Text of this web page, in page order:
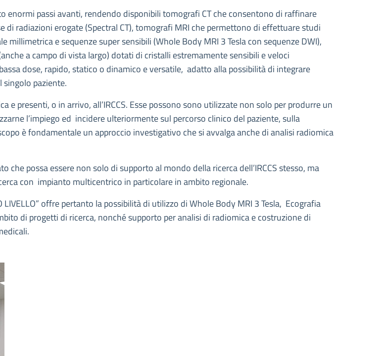
enormi passi avanti, rendendo disponibili tomografi CT che consentono di raffinare
radiazioni erogate (Spectral CT), tomografi MRI che permettono di effettuare studi
e sequenze super sensibili (Whole Body MRI 3 Tesla con sequenze DWI),
a campo di vista largo) dotati di cristalli estremamente sensibili e veloci
dose, rapido, statico o dinamico e versatile, adatto alla possibilità di integrare
paziente.
e presenti, o in arrivo, all’IRCCS. Esse possono sono utilizzate non solo per produrre un
l’impiego ed incidere ulteriormente sul percorso clinico del paziente, sulla
è fondamentale un approccio investigativo che si avvalga anche di analisi radiomica
che possa essere non solo di supporto al mondo della ricerca dell’IRCCS stesso, ma
con impianto multicentrico in particolare in ambito regionale.
LIVELLO” offre pertanto la possibilità di utilizzo di Whole Body MRI 3 Tesla, Ecografia
di progetti di ricerca, nonché supporto per analisi di radiomica e costruzione di